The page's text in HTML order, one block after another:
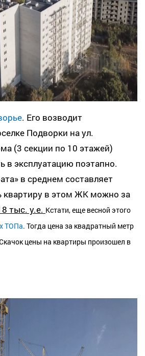
. Его возводит
Подворки на ул.
(3 секции по 10 этажей)
в эксплуатацию поэтапно.
в среднем составляет
квартиру в этом ЖК можно за
тыс. у.е. Кстати, еще весной этого
ТОПа. Тогда цена за квадратный метр
цены на квартиры произошел в